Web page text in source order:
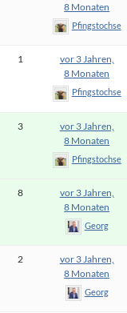
8 Monaten
Pfingstochse
1
vor 3 Jahren,
8 Monaten
Pfingstochse
3
vor 3 Jahren,
8 Monaten
Pfingstochse
8
vor 3 Jahren,
8 Monaten
Georg
2
vor 3 Jahren,
8 Monaten
Georg